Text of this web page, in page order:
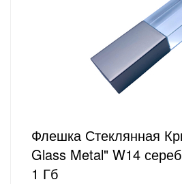
Флешка Стеклянная
Glass Metal" W14
1 Гб